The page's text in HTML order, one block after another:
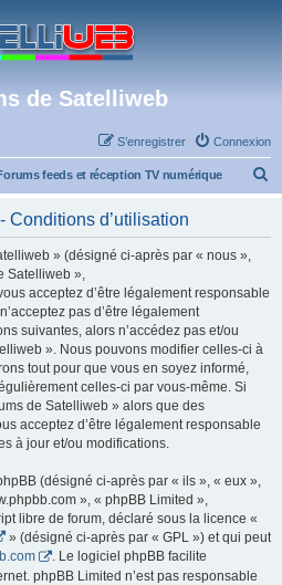
de Satelliweb
Connexion
S’enregistrer
feeds et réception TV numérique
Conditions d’utilisation
» (désigné ci-après par « nous »,
Satelliweb »,
acceptez d’être légalement responsable
pas d’être légalement
suivantes, alors n’accédez pas et/ou
». Nous pouvons modifier celles-ci à
tout pour que vous en soyez informé,
celles-ci par vous-même. Si
de Satelliweb » alors que des
acceptez d’être légalement responsable
à jour et/ou modifications.
(désigné ci-après par « ils », « eux »,
», « phpBB Limited »,
libre de forum, déclaré sous la licence «
» (désigné ci-après par « GPL ») et qui peut
. Le logiciel phpBB facilite
phpBB Limited n’est pas responsable